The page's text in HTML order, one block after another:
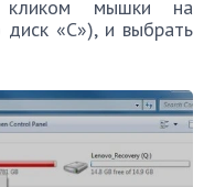
мышки на
диск «С»), и выбрать